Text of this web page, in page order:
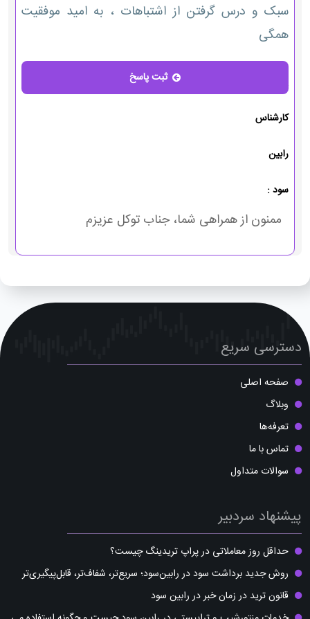
سبک و درس گرفتن از اشتباهات ، به امید موفقیت
همگی
ثبت پاسخ
کارشناس
رابین
سود :
ممنون از همراهی شما، جناب توکل عزیزم
دسترسی سریع
صفحه اصلی
وبلاگ
تعرفه‌ها
تماس با ما
سوالات متداول
پیشنهاد سردبیر
حداقل روز معاملاتی در پراپ تریدینگ چیست؟
روش جدید برداشت سود در رابین‌سود؛ سریع‌تر، شفاف‌تر، قابل‌پیگیری‌تر
قانون ترید در زمان خبر در رابین سود